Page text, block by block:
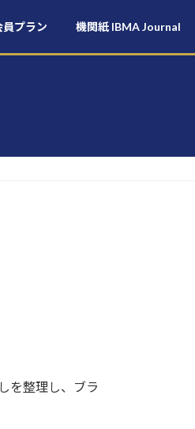
員プラン 機関紙 IBMA Journal
を整理し、ブラ